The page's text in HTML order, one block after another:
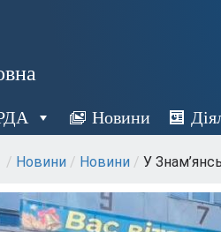
Новини
/ Новини / Новини / У